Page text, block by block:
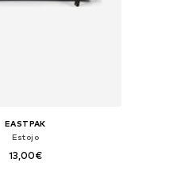
EASTPAK
Estojo
13,00€